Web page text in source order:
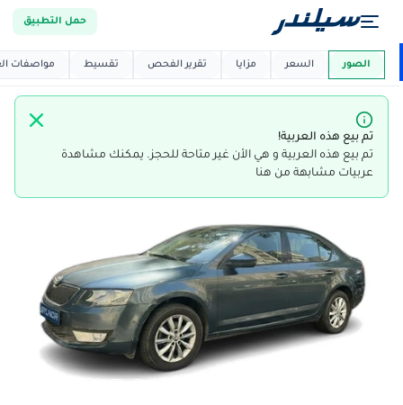
حمل التطبيق
العربية دي ماركت
تم بيع هذه العربية!
تم بيع هذه العربية و هي الأن غير متاحة للحجز. يمكنك مشاهدة
عربيات مشابهة من هنا
الصور السعر مزايا تقرير الفحص تقسيط مواصفات